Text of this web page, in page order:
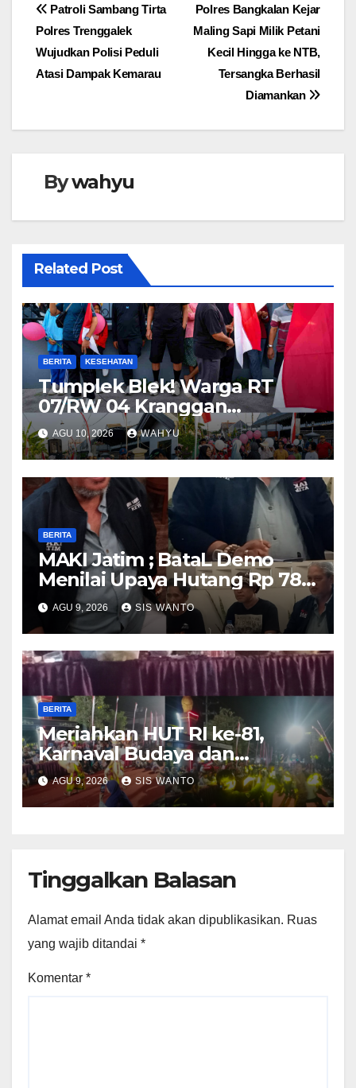
Navigasi
pos
Polres Bangkalan Kejar
Maling Sapi Milik Petani
Kecil Hingga ke NTB,
Tersangka Berhasil
Diamankan
Patroli Sambang Tirta
Polres Trenggalek
Wujudkan Polisi Peduli
Atasi Dampak Kemarau
Bywahyu
Related Post
BERITA KESEHATAN
Tumplek Blek! Warga RT
07/RW 04 Kranggan
Gumul/SLG(Simpang Lima
Gumul) Gurah Kediri
Meriahkan HUT RI ke-81, Jalan
Santai Dibanjiri Ratusan
Hadiah
AGU 10, 2026 WAHYU
BERITA
MAKI Jatim ; BataL Demo
Menilai Upaya Hutang Rp 785
Milyar Percepatan
Pembangunan Relatif
AGU 9, 2026 SIS WANTO
BERITA
Meriahkan HUT RI ke-81,
Karnaval Budaya dan
Dentuman Sound Horeg
Lighting Lampu Hiasi Langit
Desa Weringinrejo
AGU 9, 2026 SIS WANTO
Tinggalkan Balasan
Alamat email Anda tidak akan dipublikasikan. Ruas
yang wajib ditandai *
Komentar *